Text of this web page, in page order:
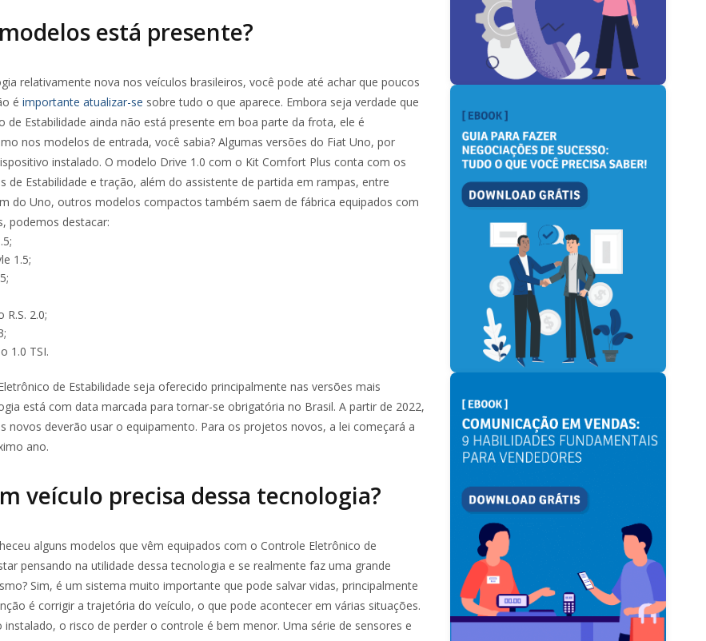
está presente?
relativamente nova nos veículos brasileiros, você pode até achar que poucos
é importante atualizar-se sobre tudo o que aparece. Embora seja verdade que
de Estabilidade ainda não está presente em boa parte da frota, ele é
nos modelos de entrada, você sabia? Algumas versões do Fiat Uno, por
instalado. O modelo Drive 1.0 com o Kit Comfort Plus conta com os
de Estabilidade e tração, além do assistente de partida em rampas, entre
do Uno, outros modelos compactos também saem de fábrica equipados com
podemos destacar:
1.5;
R.S. 2.0;
1.0 TSI.
de Estabilidade seja oferecido principalmente nas versões mais
está com data marcada para tornar-se obrigatória no Brasil. A partir de 2022,
novos deverão usar o equipamento. Para os projetos novos, a lei começará a
ano.
veículo precisa dessa tecnologia?
alguns modelos que vêm equipados com o Controle Eletrônico de
pensando na utilidade dessa tecnologia e se realmente faz uma grande
Sim, é um sistema muito importante que pode salvar vidas, principalmente
é corrigir a trajetória do veículo, o que pode acontecer em várias situações.
o risco de perder o controle é bem menor. Uma série de sensores e